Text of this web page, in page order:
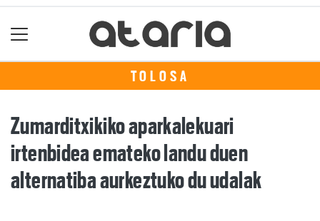
TOLOSA
Zumarditxikiko aparkalekuari
irtenbidea emateko landu duen
alternatiba aurkeztuko du udalak